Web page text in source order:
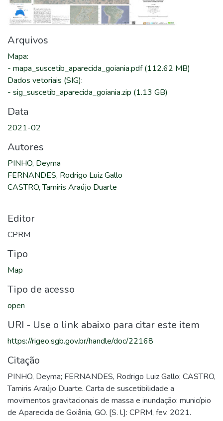
Arquivos
Mapa:
- mapa_suscetib_aparecida_goiania.pdf(112.62 MB)
Dados vetoriais (SIG):
- sig_suscetib_aparecida_goiania.zip (1.13 GB)
Data
2021-02
Autores
PINHO, Deyma
FERNANDES, Rodrigo Luiz Gallo
CASTRO, Tamiris Araújo Duarte
Editor
CPRM
Tipo
Map
Tipo de acesso
open
URI - Use o link abaixo para citar este item
https://rigeo.sgb.gov.br/handle/doc/22168
Citação
PINHO, Deyma; FERNANDES, Rodrigo Luiz Gallo; CASTRO,
Tamiris Araújo Duarte. Carta de suscetibilidade a
movimentos gravitacionais de massa e inundação: município
de Aparecida de Goiânia, GO. [S. l.]: CPRM, fev. 2021.